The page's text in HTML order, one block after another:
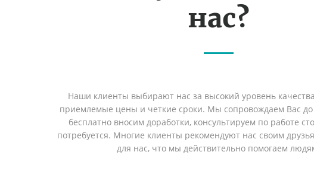
нас?
Наши клиенты выбирают нас за высокий уровень
приемлемые цены и четкие сроки. Мы сопровождаем Вас
бесплатно вносим доработки, консультируем по работе
потребуется. Многие клиенты рекомендуют нас своим
для нас, что мы действительно помогаем